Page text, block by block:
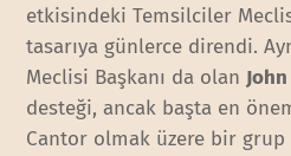
etkisindeki Temsilciler
tasarıya günlerce direndi.
Meclisi Başkanı da olan
desteği, ancak başta en
Cantor olmak üzere bir